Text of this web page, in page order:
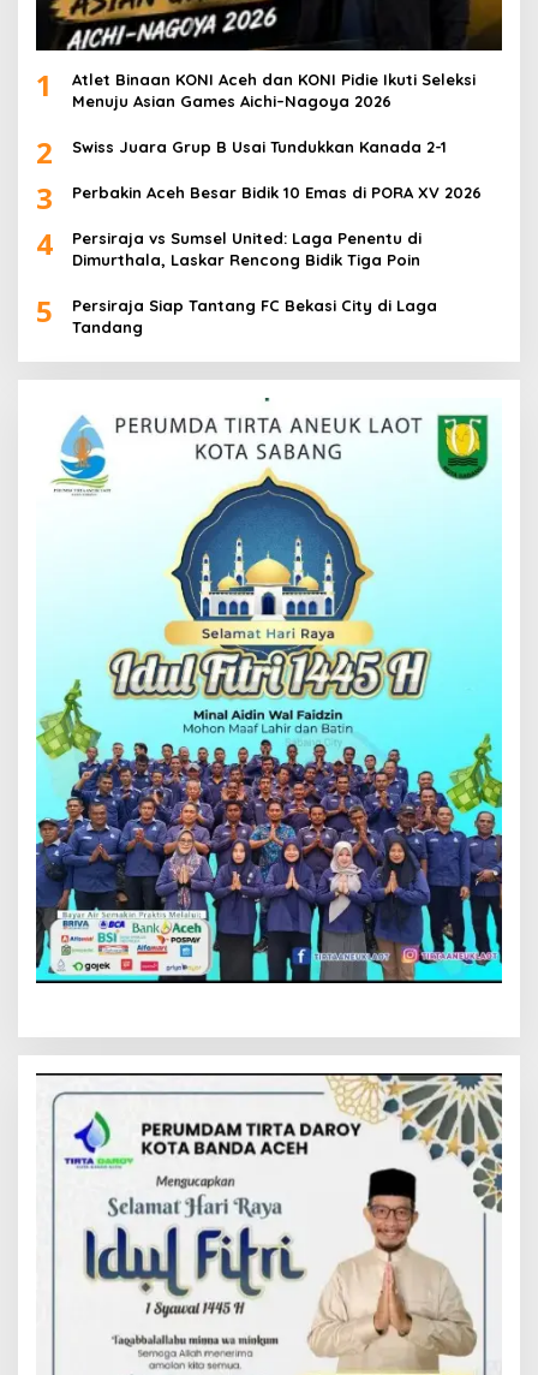
1
Atlet Binaan KONI Aceh dan KONI Pidie Ikuti Seleksi
Menuju Asian Games Aichi–Nagoya 2026
2 Swiss Juara Grup B Usai Tundukkan Kanada 2-1
3 Perbakin Aceh Besar Bidik 10 Emas di PORA XV 2026
4
Persiraja vs Sumsel United: Laga Penentu di
Dimurthala, Laskar Rencong Bidik Tiga Poin
5
Persiraja Siap Tantang FC Bekasi City di Laga
Tandang